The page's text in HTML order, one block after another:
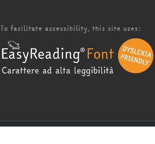
To facilitate accessibility, this site uses: